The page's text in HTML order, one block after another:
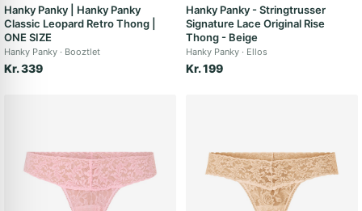
Hanky Panky | Hanky Panky
Classic Leopard Retro Thong |
ONE SIZE
Hanky Panky Booztlet
Kr. 339
Hanky Panky - Stringtrusser
Signature Lace Original Rise
Thong - Beige
Hanky Panky Ellos
Kr. 199